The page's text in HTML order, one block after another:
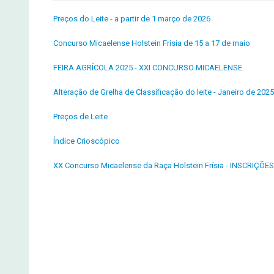
Preços do Leite - a partir de 1 março de 2026
Concurso Micaelense Holstein Frísia de 15 a 17 de maio
FEIRA AGRÍCOLA 2025 - XXI CONCURSO MICAELENSE
Alteração de Grelha de Classificação do leite - Janeiro de 2025
Preços de Leite
Índice Crioscópico
XX Concurso Micaelense da Raça Holstein Frísia - INSCRIÇÕES